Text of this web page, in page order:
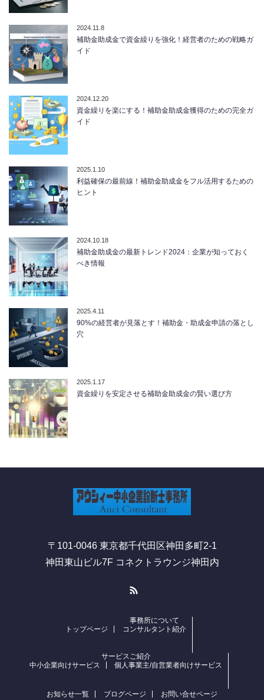
2024.11.8
補助金助成金で資金繰りを強化！経営者のための戦略ガ
イド
2024.12.20
資金繰りを楽にする！補助金助成金獲得のための完全ガ
イド
2025.1.10
利益確保の最前線！補助金助成金をフル活用するための
ヒント
2024.10.18
補助金助成金の最新トレンド2024：企業が知っておく
べき情報
2025.4.11
90%の経営者が見落とす！補助金・助成金申請の落とし
穴
2025.1.17
資金繰りを安定させる補助金助成金の賢い選び方
〒101-0046 東京都千代田区神田多町2-1
神田東山ビル7F コネクトラウンジ神田内
トップページ
事務所について
コンサルタント紹介
サービスご紹介
中小企業向けサービス
個人事業主/自営業者向けサービス
お知らせ一覧 ブログページ お問い合せページ